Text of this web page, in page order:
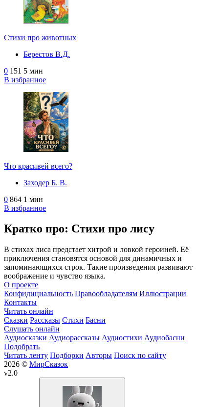
Стихи про животных
Берестов В.Д.
0 151 5 мин
В избранное
Что красивей всего?
Заходер Б. В.
0 864 1 мин
В избранное
Кратко про: Стихи про лису
В стихах лиса предстает хитрой и ловкой героиней. Её
приключения становятся основой для динамичных и
запоминающихся строк. Такие произведения развивают
воображение и чувство языка.
О проекте
Конфидициальность Правообладателям Иллюстрации
Контакты
Читать онлайн
Сказки Рассказы Стихи Басни
Слушать онлайн
Аудиосказки Аудиорассказы Аудиостихи Аудиобасни
Подобрать
Читать ленту Подборки Авторы Поиск по сайту
2026 © МирСказок
v2.0